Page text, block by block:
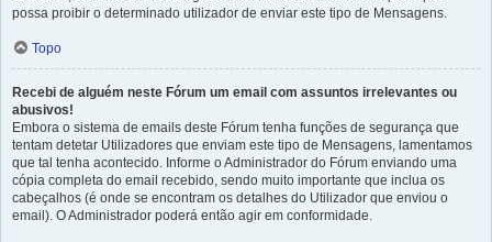
possa proibir o determinado utilizador de enviar este tipo de Mensagens.
Topo
Recebi de alguém neste Fórum um email com assuntos irrelevantes ou
abusivos!
Embora o sistema de emails deste Fórum tenha funções de segurança que
tentam detetar Utilizadores que enviam este tipo de Mensagens, lamentamos
que tal tenha acontecido. Informe o Administrador do Fórum enviando uma
cópia completa do email recebido, sendo muito importante que inclua os
cabeçalhos (é onde se encontram os detalhes do Utilizador que enviou o
email). O Administrador poderá então agir em conformidade.